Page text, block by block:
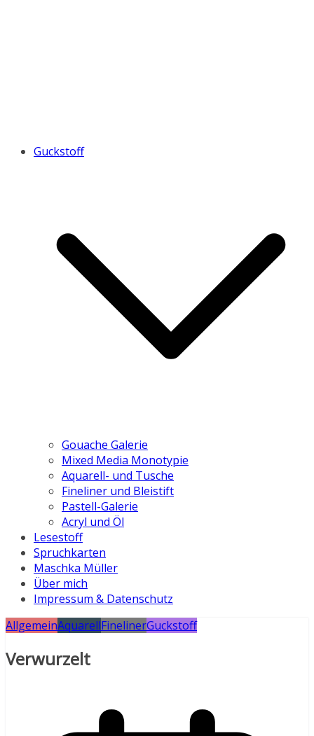
Guckstoff
Gouache Galerie
Mixed Media Monotypie
Aquarell- und Tusche
Fineliner und Bleistift
Pastell-Galerie
Acryl und Öl
Lesestoff
Spruchkarten
Maschka Müller
Über mich
Impressum & Datenschutz
AllgemeinAquarellFinelinerGuckstoff
Verwurzelt